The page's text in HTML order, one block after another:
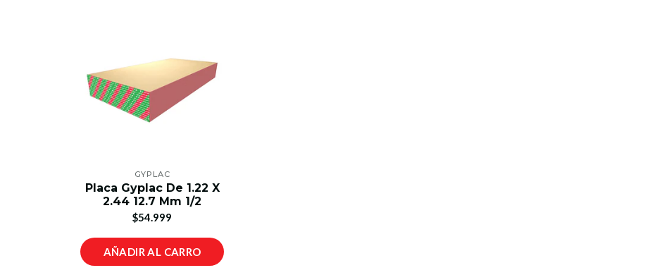
GYPLAC
Placa Gyplac De 1.22 X
2.44 12.7 Mm 1/2
$54.999
AÑADIR AL CARRO